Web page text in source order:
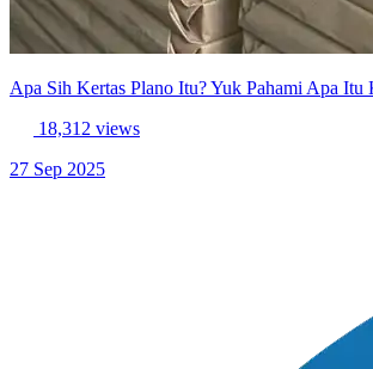
Apa Sih Kertas Plano Itu? Yuk Pahami Apa Itu
18,312 views
27 Sep 2025